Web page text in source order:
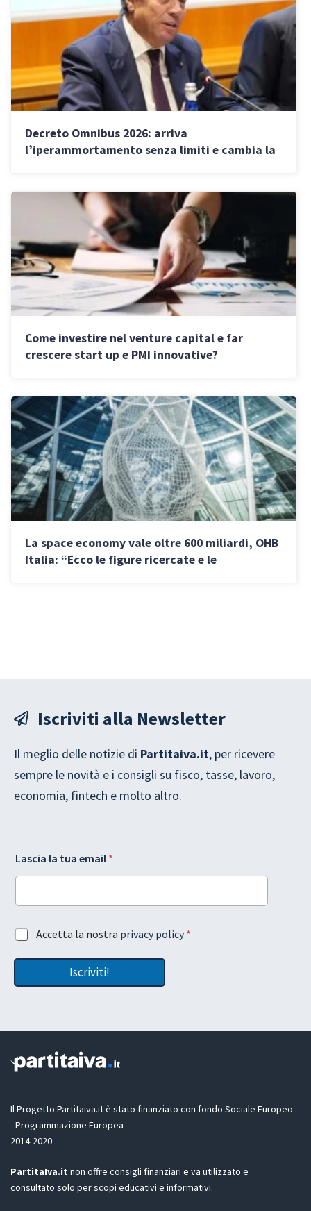
Decreto Omnibus 2026: arriva
l’iperammortamento senza limiti e cambia la
Come investire nel venture capital e far
crescere start up e PMI innovative?
La space economy vale oltre 600 miliardi, OHB
Italia: “Ecco le figure ricercate e le
Iscriviti alla Newsletter
Il meglio delle notizie di Partitaiva.it, per ricevere
sempre le novità e i consigli su fisco, tasse, lavoro,
economia, fintech e molto altro.
a
y
u
e
m
D
P
t
a
L
Lascia la tua email *
A
c
t
n
D
R
*
Accetta la nostra privacy policy *
Iscriviti!
Il Progetto Partitaiva.it è stato finanziato con fondo Sociale Europeo
- Programmazione Europea
2014-2020
PartitaIva.it non offre consigli finanziari e va utilizzato e
consultato solo per scopi educativi e informativi.